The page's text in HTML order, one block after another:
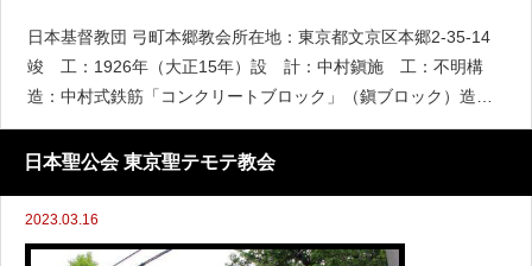
日本基督教団 弓町本郷教会所在地：東京都文京区本郷2-35-14
竣 工：1926年（大正15年）設 計：中村鎭施 工：不明構
造：中村式鉄筋「コンクリートブロック」（鎭ブロック）造り
二階建て2019年4月27日撮影沿革・概要1886年(明治19年)10月
10日
日本聖公会 東京聖テモテ教会
2023.03.16